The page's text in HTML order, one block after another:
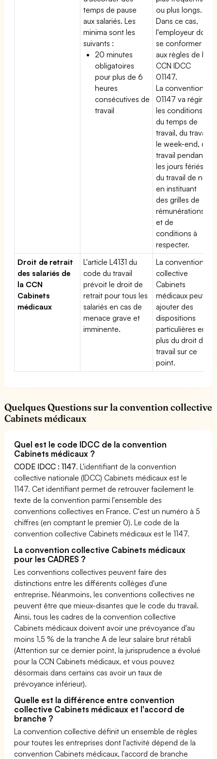
temps de pause
aux salariés. Les
minima sont les
suivants :
20 minutes
obligatoires
pour plus de 6
heures
consécutives de
travail
ou plus longs.
Dans ce cas,
l'employeur doit
se conformer
aux règles de la
CCN IDCC
01147.
La convention
01147 va régir
les conditions
du temps de
travail, du travail
le week-end, du
travail pendant
les jours fériés,
du travail de nuit
en instituant
des grilles de
rémunérations
et de
conditions à
respecter.
Droit de retrait
des salariés de
la CCN
Cabinets
médicaux
L'article L4131 du
code du travail
prévoit le droit de
retrait pour tous les
salariés en cas de
menace grave et
imminente.
La convention
collective
Cabinets
médicaux peut
ajouter des
dispositions
particulières en
plus du droit du
travail sur ce
point.
Quelques Questions sur la convention collective
Cabinets médicaux
Quel est le code IDCC de la convention
Cabinets médicaux ?
CODE IDCC : 1147. L'identifiant de la convention
collective nationale (IDCC) Cabinets médicaux est le
1147. Cet identifiant permet de retrouver facilement le
texte de la convention parmi l'ensemble des
conventions collectives en France. C'est un numéro à 5
chiffres (en comptant le premier 0). Le code de la
convention collective Cabinets médicaux est le 1147.
La convention collective Cabinets médicaux
pour les CADRES ?
Les conventions collectives peuvent faire des
distinctions entre les différents collèges d'une
entreprise. Néanmoins, les conventions collectives ne
peuvent être que mieux-disantes que le code du travail.
Ainsi, tous les cadres de la convention collective
Cabinets médicaux doivent avoir une prévoyance d'au
moins 1,5 % de la tranche A de leur salaire brut rétabli
(Attention sur ce dernier point, la jurisprudence a évolué
pour la CCN Cabinets médicaux, et vous pouvez
désormais dans certains cas avoir un taux de
prévoyance inférieur).
Quelle est la différence entre convention
collective Cabinets médicaux et l'accord de
branche ?
La convention collective définit un ensemble de règles
pour toutes les entreprises dont l'activité dépend de la
convention Cabinets médicaux, l'accord de branche